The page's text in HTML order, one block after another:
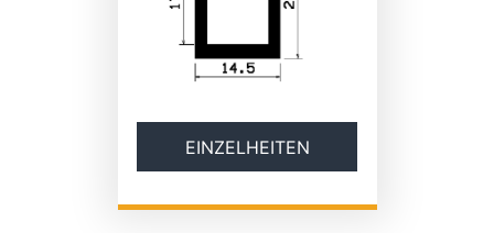
EINZELHEITEN